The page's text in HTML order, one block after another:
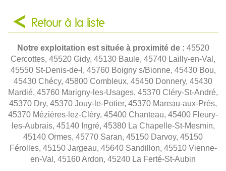
Retour à la liste
Notre exploitation est située à proximité de : 45520
Cercottes, 45520 Gidy, 45130 Baule, 45740 Lailly-en-Val,
45550 St-Denis-de-l, 45760 Boigny s/Bionne, 45430 Bou,
45430 Chécy, 45800 Combleux, 45450 Donnery, 45430
Mardié, 45760 Marigny-les-Usages, 45370 Cléry-St-André,
45370 Dry, 45370 Jouy-le-Potier, 45370 Mareau-aux-Prés,
45370 Mézières-lez-Cléry, 45400 Chanteau, 45400 Fleury-
les-Aubrais, 45140 Ingré, 45380 La Chapelle-St-Mesmin,
45140 Ormes, 45770 Saran, 45150 Darvoy, 45150
Férolles, 45150 Jargeau, 45640 Sandillon, 45510 Vienne-
en-Val, 45160 Ardon, 45240 La Ferté-St-Aubin